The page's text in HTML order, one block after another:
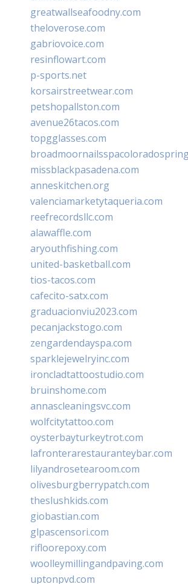
greatwallseafoodny.com
theloverose.com
gabriovoice.com
resinflowart.com
p-sports.net
korsairstreetwear.com
petshopallston.com
avenue26tacos.com
topgglasses.com
missblackpasadena.com
anneskitchen.org
valenciamarketytaqueria.com
reefrecordsllc.com
alawaffle.com
aryouthfishing.com
united-basketball.com
tios-tacos.com
cafecito-satx.com
graduacionviu2023.com
pecanjackstogo.com
zengardendayspa.com
sparklejewelryinc.com
ironcladtattoostudio.com
bruinshome.com
annascleaningsvc.com
wolfcitytattoo.com
oysterbayturkeytrot.com
lafronterarestauranteybar.com
lilyandrosetearoom.com
olivesburgberrypatch.com
theslushkids.com
giobastian.com
glpascensori.com
rifloorepoxy.com
woolleymillingandpaving.com
uptonpvd.com